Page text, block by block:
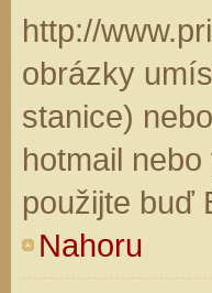
http://
obrázky
stanice)
hotmail
použijte buď
Nahoru